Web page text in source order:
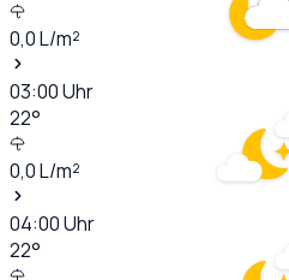
0,0L/m²
03:00Uhr
22°
0,0L/m²
04:00Uhr
22°